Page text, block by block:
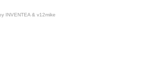
INVENTEA & v12mike